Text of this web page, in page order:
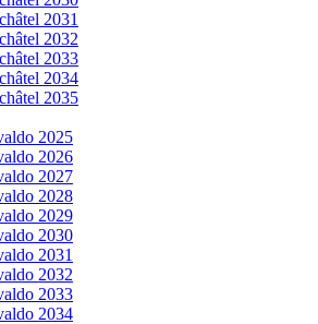
2031
2032
2033
2034
2035
2025
2026
2027
2028
2029
2030
2031
2032
2033
2034